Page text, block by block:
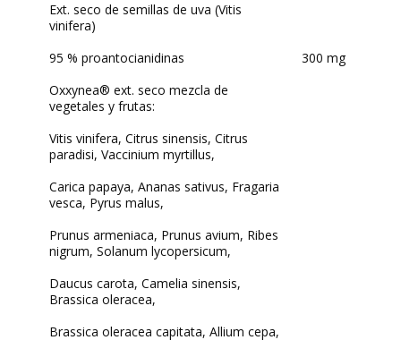
Ext. seco de semillas de uva (Vitis
vinifera)
95 % proantocianidinas
300 mg
Oxxynea® ext. seco mezcla de
vegetales y frutas:
Vitis vinifera, Citrus sinensis, Citrus
paradisi, Vaccinium myrtillus,
Carica papaya, Ananas sativus, Fragaria
vesca, Pyrus malus,
Prunus armeniaca, Prunus avium, Ribes
nigrum, Solanum lycopersicum,
Daucus carota, Camelia sinensis,
Brassica oleracea,
Brassica oleracea capitata, Allium cepa,